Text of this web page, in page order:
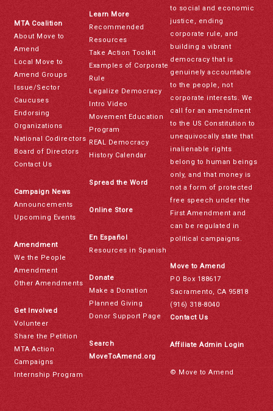
MTA Coalition
About Move to
Amend
Local Move to
Amend Groups
Issue/Sector
Caucuses
Endorsing
Organizations
National Codirectors
Board of Directors
Contact Us
Campaign News
Announcements
Upcoming Events
Amendment
We the People
Amendment
Other Amendments
Get Involved
Volunteer
Share the Petition
MTA Action
Campaigns
Internship Program
Learn More
Recommended
Resources
Take Action Toolkit
Examples of Corporate
Rule
Legalize Democracy
Intro Video
Movement Education
Program
REAL Democracy
History Calendar
Spread the Word
Online Store
En Español
Resources in Spanish
Donate
Make a Donation
Planned Giving
Donor Support Page
Search
MoveToAmend.org
to social and economic
justice, ending
corporate rule, and
building a vibrant
democracy that is
genuinely accountable
to the people, not
corporate interests. We
call for an amendment
to the US Constitution to
unequivocally state that
inalienable rights
belong to human beings
only, and that money is
not a form of protected
free speech under the
First Amendment and
can be regulated in
political campaigns.
Move to Amend
PO Box 188617
Sacramento, CA 95818
(916) 318-8040
Contact Us
Affiliate Admin Login
© Move to Amend